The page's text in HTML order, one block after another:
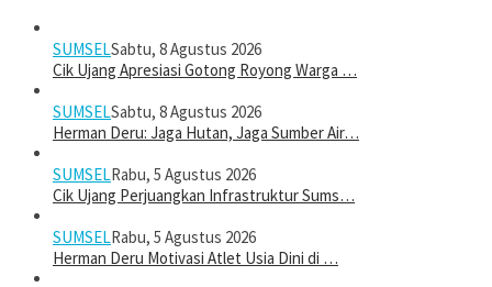
SUMSELSabtu, 8 Agustus 2026
Cik Ujang Apresiasi Gotong Royong Warga …
SUMSELSabtu, 8 Agustus 2026
Herman Deru: Jaga Hutan, Jaga Sumber Air…
SUMSELRabu, 5 Agustus 2026
Cik Ujang Perjuangkan Infrastruktur Sums…
SUMSELRabu, 5 Agustus 2026
Herman Deru Motivasi Atlet Usia Dini di …